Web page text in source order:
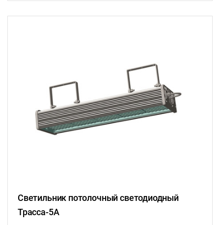
Светильник потолочный светодиодный
Трасса-5А